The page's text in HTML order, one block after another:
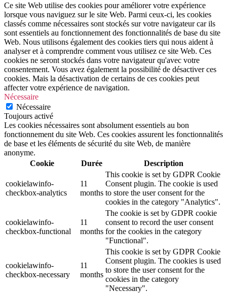
Ce site Web utilise des cookies pour améliorer votre expérience
lorsque vous naviguez sur le site Web. Parmi ceux-ci, les cookies
classés comme nécessaires sont stockés sur votre navigateur car ils
sont essentiels au fonctionnement des fonctionnalités de base du site
Web. Nous utilisons également des cookies tiers qui nous aident à
analyser et à comprendre comment vous utilisez ce site Web. Ces
cookies ne seront stockés dans votre navigateur qu'avec votre
consentement. Vous avez également la possibilité de désactiver ces
cookies. Mais la désactivation de certains de ces cookies peut
affecter votre expérience de navigation.
Nécessaire
Nécessaire
Toujours activé
Les cookies nécessaires sont absolument essentiels au bon
fonctionnement du site Web. Ces cookies assurent les fonctionnalités
de base et les éléments de sécurité du site Web, de manière
anonyme.
Cookie
Durée Description
cookielawinfo-
checkbox-analytics
11
months
This cookie is set by GDPR Cookie
Consent plugin. The cookie is used
to store the user consent for the
cookies in the category "Analytics".
cookielawinfo-
checkbox-functional
11
months
The cookie is set by GDPR cookie
consent to record the user consent
for the cookies in the category
"Functional".
cookielawinfo-
checkbox-necessary
11
months
This cookie is set by GDPR Cookie
Consent plugin. The cookies is used
to store the user consent for the
cookies in the category
"Necessary".